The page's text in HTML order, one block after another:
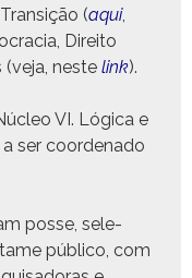
(aqui,
Dire­ito
neste link).
VI. Lóg­i­ca e
ser coor­de­na­do
posse, sele­
públi­co, com